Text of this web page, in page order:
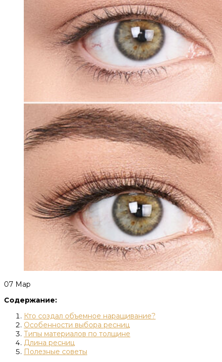
07 Мар
Содержание:
Кто создал объемное наращивание?
Особенности выбора ресниц
Типы материалов по толщине
Длина ресниц
Полезные советы